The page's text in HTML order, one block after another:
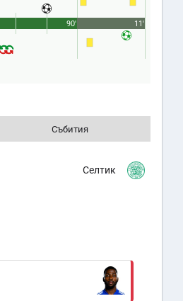
90' 11'
Събития
Селтик